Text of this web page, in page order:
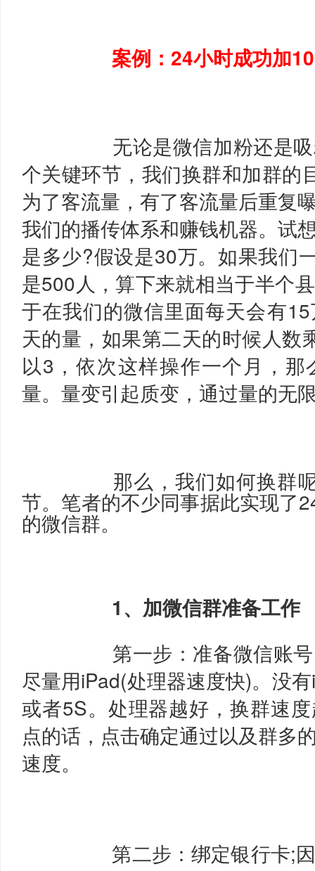
案例：24小时成功加
无论是微信加粉还是
个关键环节，我们换群和加群的
为了客流量，有了客流量后重复
我们的播传体系和赚钱机器。试
是多少?假设是30万。如果我们
是500人，算下来就相当于半个
于在我们的微信里面每天会有
天的量，如果第二天的时候人数
以3，依次这样操作一个月，
量。量变引起质变，通过量的无
节。笔者的不少同事据此实现了
的微信群。
1、加微信群准备工作
第一步：准备微信账
尽量用iPad(处理器速度快)。没
或者5S。处理器越好，换群速
点的话，点击确定通过以及群多
速度。
第二步：绑定银行卡;